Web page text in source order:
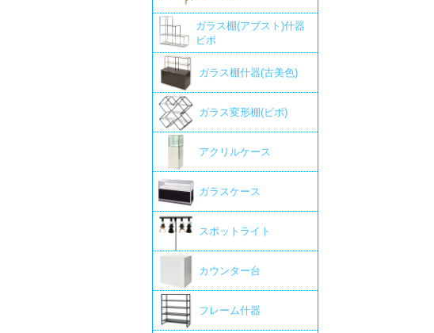
ガラス棚(アブスト)什器
ビボ
ガラス棚什器(古美色)
ガラス変形棚(ビボ)
アクリルケース
ガラスケース
スポットライト
カウンター台
フレーム什器